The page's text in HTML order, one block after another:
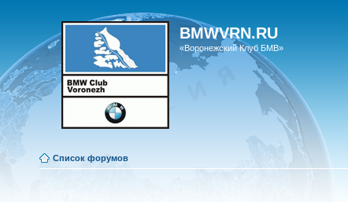
BMWVRN.RU
«Воронежский Клуб БМВ»
Список форумов